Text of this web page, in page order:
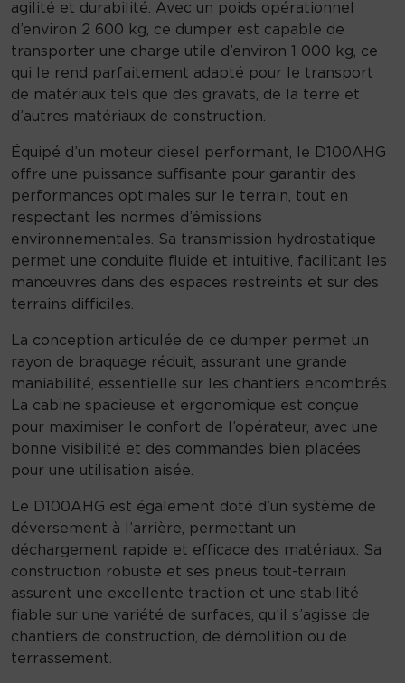
p
e
r
D
1
0
A
H
G
agilité et durabilité. Avec un poids opérationnel
d’environ 2 600 kg, ce dumper est capable de
transporter une charge utile d’environ 1 000 kg, ce
qui le rend parfaitement adapté pour le transport
de matériaux tels que des gravats, de la terre et
d’autres matériaux de construction.
Équipé d’un moteur diesel performant, le D100AHG
offre une puissance suffisante pour garantir des
performances optimales sur le terrain, tout en
respectant les normes d’émissions
environnementales. Sa transmission hydrostatique
permet une conduite fluide et intuitive, facilitant les
manœuvres dans des espaces restreints et sur des
terrains difficiles.
La conception articulée de ce dumper permet un
rayon de braquage réduit, assurant une grande
maniabilité, essentielle sur les chantiers encombrés.
La cabine spacieuse et ergonomique est conçue
pour maximiser le confort de l’opérateur, avec une
bonne visibilité et des commandes bien placées
pour une utilisation aisée.
Le D100AHG est également doté d’un système de
déversement à l’arrière, permettant un
déchargement rapide et efficace des matériaux. Sa
construction robuste et ses pneus tout-terrain
assurent une excellente traction et une stabilité
fiable sur une variété de surfaces, qu’il s’agisse de
chantiers de construction, de démolition ou de
terrassement.